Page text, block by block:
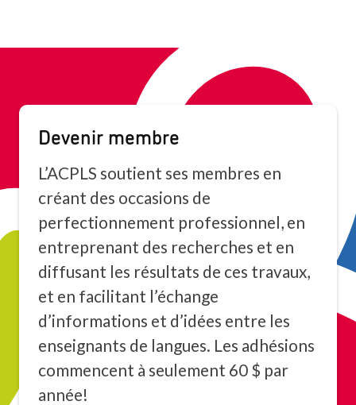
Devenir membre
L’ACPLS soutient ses membres en
créant des occasions de
perfectionnement professionnel, en
entreprenant des recherches et en
diffusant les résultats de ces travaux,
et en facilitant l’échange
d’informations et d’idées entre les
enseignants de langues. Les adhésions
commencent à seulement 60 $ par
année!